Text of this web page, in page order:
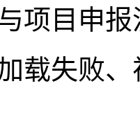
项目申
载失败